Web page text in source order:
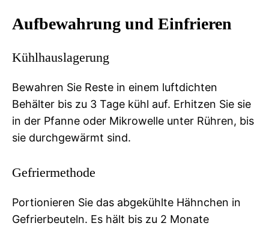
Aufbewahrung und Einfrieren
Kühlhauslagerung
Bewahren Sie Reste in einem luftdichten
Behälter bis zu 3 Tage kühl auf. Erhitzen Sie sie
in der Pfanne oder Mikrowelle unter Rühren, bis
sie durchgewärmt sind.
Gefriermethode
Portionieren Sie das abgekühlte Hähnchen in
Gefrierbeuteln. Es hält bis zu 2 Monate